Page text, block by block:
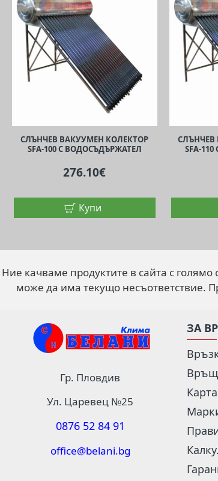
СЛЪНЧЕВ ВАКУУМЕН КОЛЕКТОР
SFA-100 С ВОДОСЪДЪРЖАТЕЛ
276.10€
Купи
СЛЪНЧЕВ
SFA-
Ние качваме продуктите в сайта с
може да има текущо несъответствие.
Гр. Пловдив
Ул. Царевец №25
0876 52 84 91
office@belani.bg
ЗА